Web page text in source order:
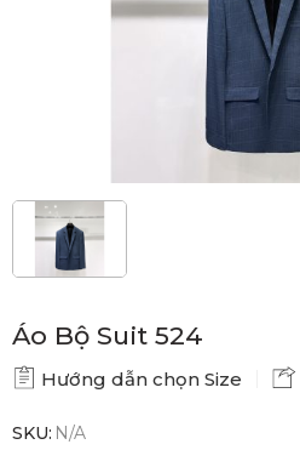
Áo Bộ Suit 524
Hướng dẫn chọn Size
SKU: N/A